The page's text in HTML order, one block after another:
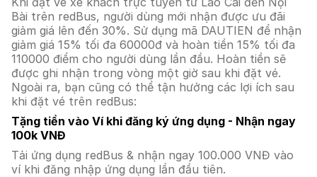
Bài trên redBus, người dùng mới nhận được ưu đãi
giảm giá lên đến 30%. Sử dụng mã DAUTIEN để nhận
giảm giá 15% tối đa 60000đ và hoàn tiền 15% tối đa
110000 điểm cho người dùng lần đầu. Hoàn tiền sẽ
được ghi nhận trong vòng một giờ sau khi đặt vé.
Ngoài ra, bạn cũng có thể tận hưởng các lợi ích sau
khi đặt vé trên redBus:
Tặng tiền vào Ví khi đăng ký ứng dụng - Nhận ngay
100k VNĐ
Tải ứng dụng redBus & nhận ngay 100.000 VNĐ vào
ví khi đăng nhập ứng dụng lần đầu tiên.